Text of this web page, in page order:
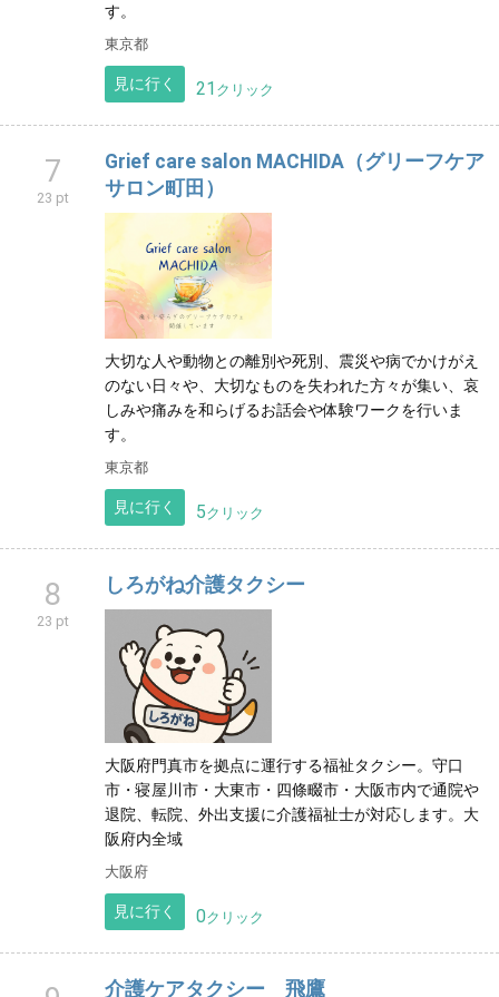
す。
東京都
見に行く 21 クリック
7
23 pt
Grief care salon MACHIDA（グリーフケア
サロン町田）
大切な人や動物との離別や死別、震災や病でかけがえ
のない日々や、大切なものを失われた方々が集い、哀
しみや痛みを和らげるお話会や体験ワークを行いま
す。
東京都
見に行く 5クリック
8
23 pt
しろがね介護タクシー
大阪府門真市を拠点に運行する福祉タクシー。守口
市・寝屋川市・大東市・四條畷市・大阪市内で通院や
退院、転院、外出支援に介護福祉士が対応します。大
阪府内全域
大阪府
見に行く 0クリック
介護ケアタクシー 飛鷹